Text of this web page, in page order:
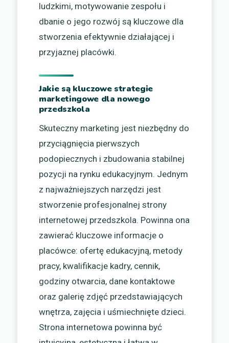
ludzkimi, motywowanie zespołu i
dbanie o jego rozwój są kluczowe dla
stworzenia efektywnie działającej i
przyjaznej placówki.
Jakie są kluczowe strategie
marketingowe dla nowego
przedszkola
Skuteczny marketing jest niezbędny do
przyciągnięcia pierwszych
podopiecznych i zbudowania stabilnej
pozycji na rynku edukacyjnym. Jednym
z najważniejszych narzędzi jest
stworzenie profesjonalnej strony
internetowej przedszkola. Powinna ona
zawierać kluczowe informacje o
placówce: ofertę edukacyjną, metody
pracy, kwalifikacje kadry, cennik,
godziny otwarcia, dane kontaktowe
oraz galerię zdjęć przedstawiających
wnętrza, zajęcia i uśmiechnięte dzieci.
Strona internetowa powinna być